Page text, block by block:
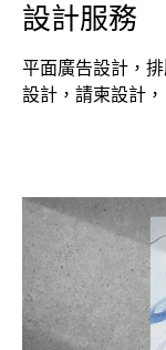
設計服務
平面廣告設計，
設計，請柬設計